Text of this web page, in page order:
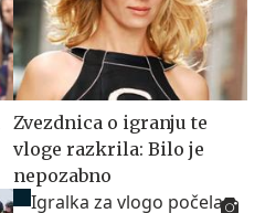
Zvezdnica o igranju te
vloge razkrila: Bilo je
nepozabno